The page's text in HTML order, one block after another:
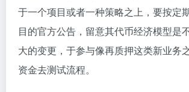
于一个项目或者一种策略之上，要按定
目的官方公告，留意其代币经济模型是
大的变更，于参与像再质押这类新业务
资金去测试流程。